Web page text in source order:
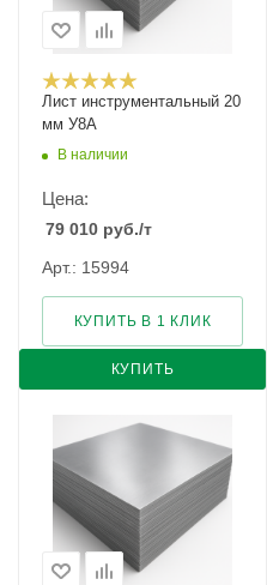
Лист инструментальный 20
мм У8А
В наличии
Цена:
79 010 руб./т
Арт.: 15994
КУПИТЬ
КУПИТЬ В 1 КЛИК